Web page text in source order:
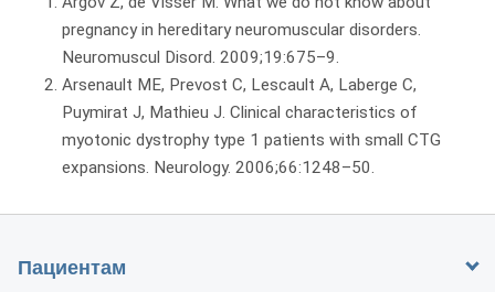
pregnancy in hereditary neuromuscular disorders.
Neuromuscul Disord. 2009;19:675–9.
Arsenault ME, Prevost C, Lescault A, Laberge C,
Puymirat J, Mathieu J. Clinical characteristics of
myotonic dystrophy type 1 patients with small CTG
expansions. Neurology. 2006;66:1248–50.
Пациентам